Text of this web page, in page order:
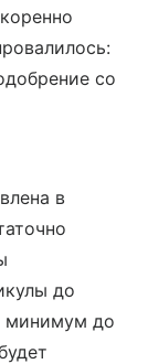
со
в
до
минимум до